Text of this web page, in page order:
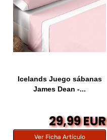
Icelands Juego sábanas
James Dean -...
29,99 EUR
Ver Ficha Artículo